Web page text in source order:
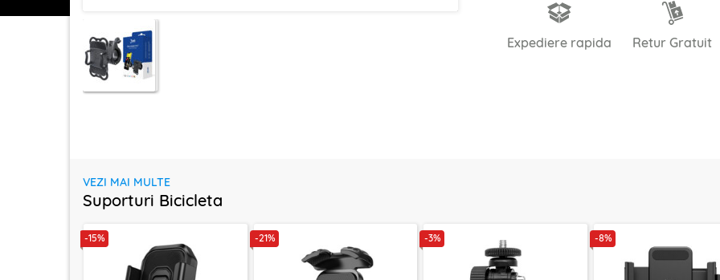
Expediere rapida Retur Gratuit
VEZI MAI MULTE
Suporturi Bicicleta
-15% -21% -3% -8%